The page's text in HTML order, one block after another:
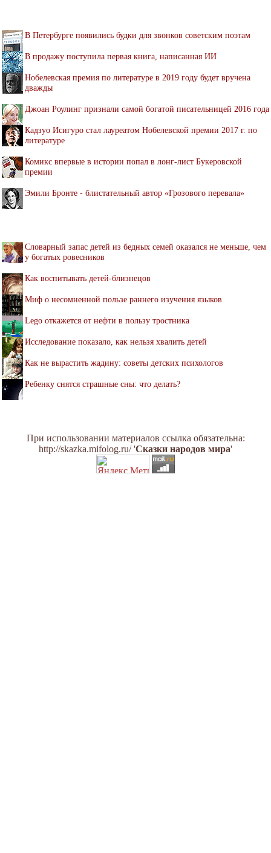
В Петербурге появились будки для звонков советским поэтам
В продажу поступила первая книга, написанная ИИ
Нобелевская премия по литературе в 2019 году будет вручена
дважды
Джоан Роулинг признали самой богатой писательницей 2016 года
Кадзуо Исигуро стал лауреатом Нобелевской премии 2017 г. по
литературе
Комикс впервые в истории попал в лонг-лист Букеровской
премии
Эмили Бронте - блистательный автор «Грозового перевала»
Словарный запас детей из бедных семей оказался не меньше, чем
у богатых ровесников
Как воспитывать детей-близнецов
Миф о несомненной пользе раннего изучения языков
Lego откажется от нефти в пользу тростника
Исследование показало, как нельзя хвалить детей
Как не вырастить жадину: советы детских психологов
Ребенку снятся страшные сны: что делать?
При использовании материалов ссылка обязательна:
http://skazka.mifolog.ru/ 'Сказки народов мира'